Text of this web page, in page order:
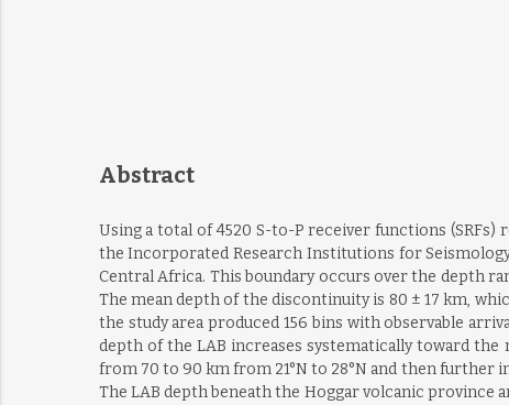
Abstract
Using a total of 4520 S-to-P receiver functions (SRFs)
the Incorporated Research Institutions for
Central Africa. This boundary occurs over the depth
The mean depth of the discontinuity is 80 ± 17 km,
the study area produced 156 bins with observable
depth of the LAB increases systematically toward
from 70 to 90 km from 21°N to 28°N and then further
The LAB depth beneath the Hoggar volcanic province